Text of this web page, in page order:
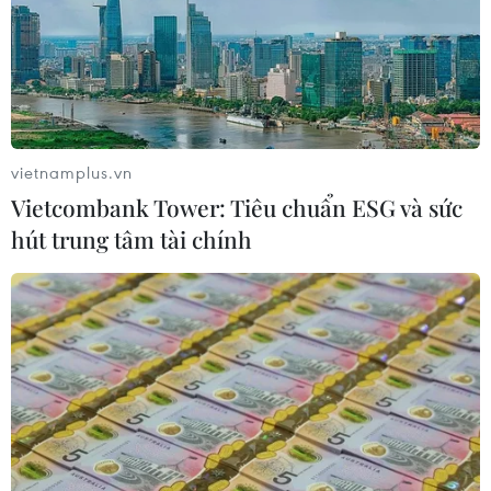
Ca sỹ Phùng Khánh Linh và hành
trình từ cô đơn đến 'Giữa một vạn
người'
09/08/2026 01:42
Bền bỉ gìn giữ giá trị văn hóa đã được
vun đắp qua hàng trăm năm
09/08/2026 01:23
Thánh đường Emir Abdelkader -
biểu tượng của kiến trúc, văn hóa và
tri thức
08/08/2026 22:05
vietnamplus.vn
Vietcombank Tower: Tiêu chuẩn ESG và sức
hút trung tâm tài chính